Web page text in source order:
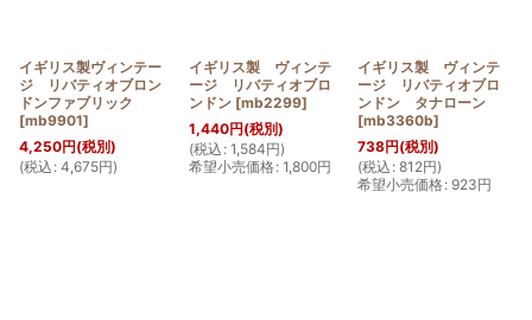
イギリス製ヴィンテー
ジ リバティオブロン
ドンファブリック
[mb9901]
4,250円(税別)
(税込 : 4,675円)
イギリス製 ヴィンテ
ージ リバティオブロ
ンドン [mb2299]
1,440円(税別)
(税込 : 1,584円)
希望小売価格: 1,800円
イギリス製 ヴィンテ
ージ リバティオブロ
ンドン タナローン
[mb3360b]
738円(税別)
(税込 : 812円)
希望小売価格: 923円